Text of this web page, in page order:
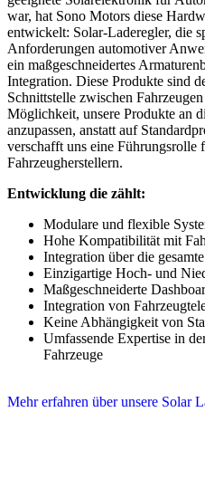
war, hat Sono Motors diese
entwickelt: Solar-Laderegler, die
Anforderungen automotiver
ein maßgeschneidertes
Integration. Diese Produkte sind
Schnittstelle zwischen
Möglichkeit, unsere Produkte an
anzupassen, anstatt auf
verschafft uns eine Führungsrolle
Fahrzeugherstellern.
Entwicklung die zählt:
Modulare und flexible
Hohe Kompatibilität mit
Integration über die
Einzigartige Hoch- und
Maßgeschneiderte
Integration von
Keine Abhängigkeit von
Umfassende Expertise in
Fahrzeuge
Mehr erfahren über unsere Solar